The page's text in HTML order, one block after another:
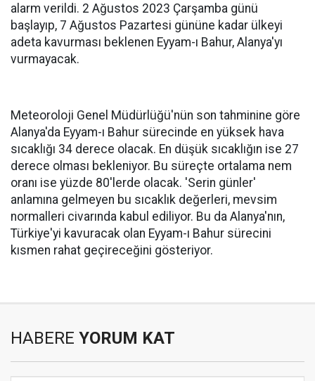
alarm verildi. 2 Ağustos 2023 Çarşamba günü
başlayıp, 7 Ağustos Pazartesi gününe kadar ülkeyi
adeta kavurması beklenen Eyyam-ı Bahur, Alanya'yı
vurmayacak.
Meteoroloji Genel Müdürlüğü'nün son tahminine göre
Alanya'da Eyyam-ı Bahur sürecinde en yüksek hava
sıcaklığı 34 derece olacak. En düşük sıcaklığın ise 27
derece olması bekleniyor. Bu süreçte ortalama nem
oranı ise yüzde 80'lerde olacak. 'Serin günler'
anlamına gelmeyen bu sıcaklık değerleri, mevsim
normalleri civarında kabul ediliyor. Bu da Alanya'nın,
Türkiye'yi kavuracak olan Eyyam-ı Bahur sürecini
kısmen rahat geçireceğini gösteriyor.
HABERE YORUM KAT